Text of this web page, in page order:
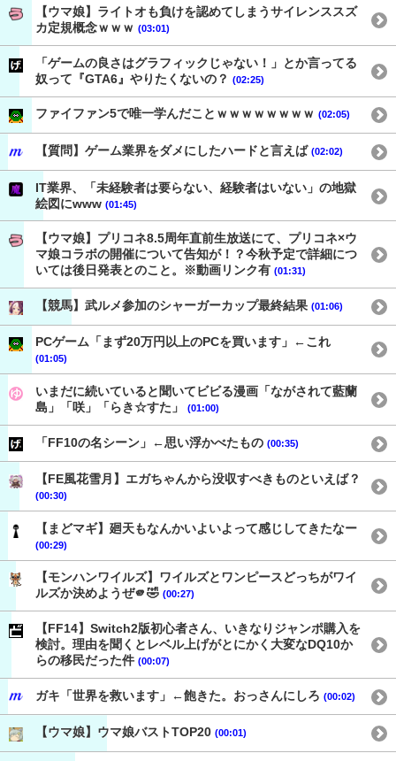
【ウマ娘】ライトオも負けを認めてしまうサイレンススズ
カ定規概念ｗｗｗ (03:01)
「ゲームの良さはグラフィックじゃない！」とか言ってる
奴って『GTA6』やりたくないの？ (02:25)
ファイファン5で唯一学んだことｗｗｗｗｗｗｗｗ (02:05)
【質問】ゲーム業界をダメにしたハードと言えば (02:02)
IT業界、「未経験者は要らない、経験者はいない」の地獄
絵図にwww (01:45)
【ウマ娘】プリコネ8.5周年直前生放送にて、プリコネ×ウ
マ娘コラボの開催について告知が！？今秋予定で詳細につ
いては後日発表とのこと。※動画リンク有 (01:31)
【競馬】武ルメ参加のシャーガーカップ最終結果 (01:06)
PCゲーム「まず20万円以上のPCを買います」←これ
(01:05)
いまだに続いていると聞いてビビる漫画「ながされて藍蘭
島」「咲」「らき☆すた」
(01:00)
「FF10の名シーン」←思い浮かべたもの (00:35)
【FE風花雪月】エガちゃんから没収すべきものといえば？
(00:30)
【まどマギ】廻天もなんかいよいよって感じしてきたなー
(00:29)
【モンハンワイルズ】ワイルズとワンピースどっちがワイ
ルズか決めようぜ🫵🤣 (00:27)
【FF14】Switch2版初心者さん、いきなりジャンポ購入を
検討。理由を聞くとレベル上げがとにかく大変なDQ10か
らの移民だった件 (00:07)
ガキ「世界を救います」←飽きた。おっさんにしろ (00:02)
【ウマ娘】ウマ娘バストTOP20 (00:01)